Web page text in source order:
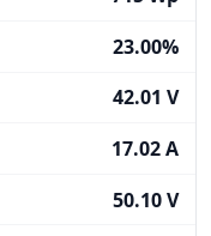
23.00%
42.01 V
17.02 A
50.10 V